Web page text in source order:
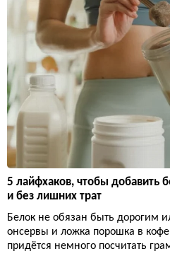
5 лайфхаков, чтобы
и без лишних трат
Белок не обязан быть дорогим
онсервы и ложка порошка в
придётся немного посчитать